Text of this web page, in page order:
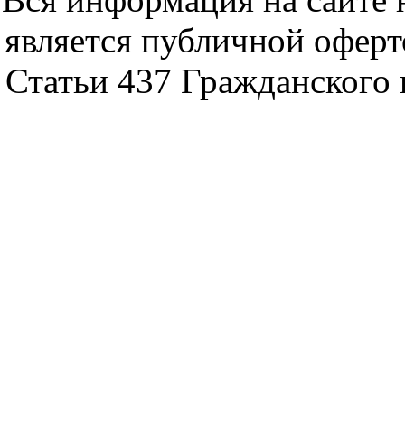
является публичной
Статьи 437